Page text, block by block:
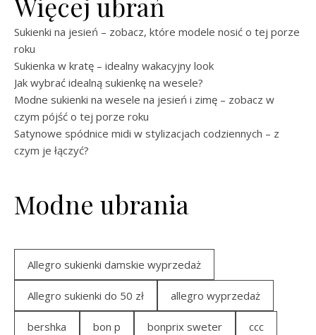
Sukienki na jesień – zobacz, które modele nosić o tej porze
roku
Sukienka w kratę – idealny wakacyjny look
Jak wybrać idealną sukienkę na wesele?
Modne sukienki na wesele na jesień i zimę – zobacz w
czym pójść o tej porze roku
Satynowe spódnice midi w stylizacjach codziennych – z
czym je łączyć?
Modne ubrania
Allegro sukienki damskie wyprzedaż
Allegro sukienki do 50 zł allegro wyprzedaż
bershka bon p bonprix sweter ccc